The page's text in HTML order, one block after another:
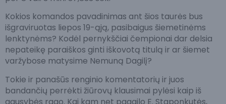
Kokios komandos pavadinimas ant šios taurės bus
išgraviruotas liepos 19-ąją, pasibaigus šiemetinėms
lenktynėms? Kodėl pernykščiai čempionai dar delsia
nepateikę paraiškos ginti iškovotą titulą ir ar šiemet
varžybose matysime Nemuną Dagilį?
Tokie ir panašūs renginio komentatorių ir juos
bandančių perrėkti žiūrovų klausimai pylėsi kaip iš
gausybės rago. Kai kam net pagailo E. Staponkutės,